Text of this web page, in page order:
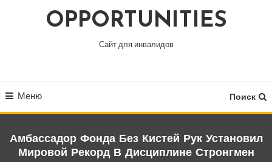
OPPORTUNITIES
Сайт для инвалидов
Меню Поиск
Амбассадор Фонда Без Кистей Рук Установил
Мировой Рекорд В Дисциплине Стронгмен